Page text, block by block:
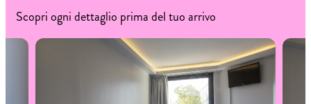
Scopri ogni dettaglio prima del tuo arrivo